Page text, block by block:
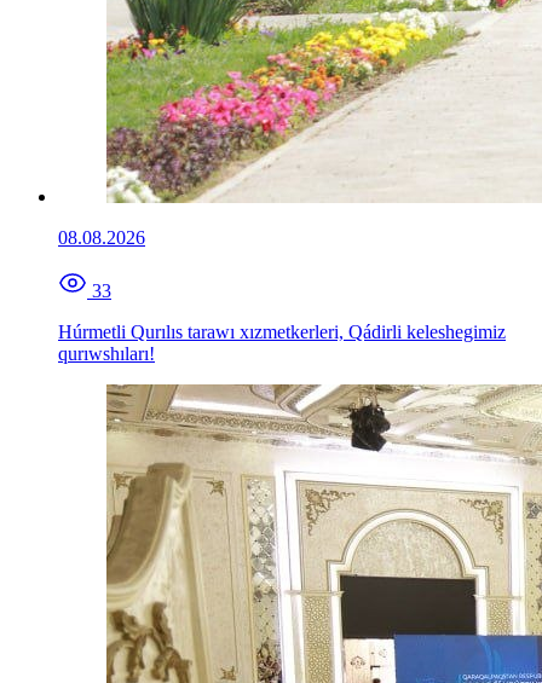
08.08.2026
33
Húrmetli Qurılıs tarawı xızmetkerleri, Qádirli keleshegimiz
qurıwshıları!